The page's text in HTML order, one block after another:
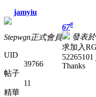
jamyiu
Stepwgn正式會員
UID
39766
帖子
11
精華
67#
發表
求加入
52265101
Thanks